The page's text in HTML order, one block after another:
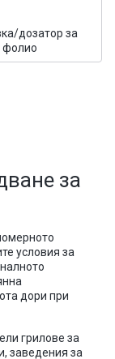
дозатор за
фолио
за
условия за
дори при
грилове за
заведения за